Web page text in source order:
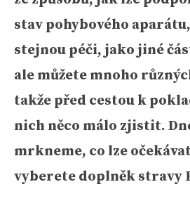
stav pohybového
stejnou péči, jako jiné
ale můžete mnoho
takže před cestou k
nich něco málo zjistit.
mrkneme, co lze
vyberete doplněk stravy